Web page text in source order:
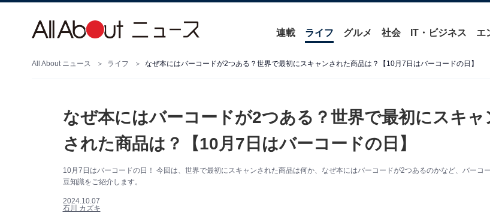
連載 ライフ グルメ 社会 IT・ビジネス エ
All About ニュース ライフ なぜ本にはバーコードが2つある？世界で最初にスキャンされた商品は？【10月7日はバーコードの日】
なぜ本にはバーコードが2つある？世界で最初にスキャ
された商品は？【10月7日はバーコードの日】
10月7日はバーコードの日！ 今回は、世界で最初にスキャンされた商品は何か、なぜ本にはバーコードが2つあるのかなど、バーコ
豆知識をご紹介します。
2024.10.07
石川 カズキ